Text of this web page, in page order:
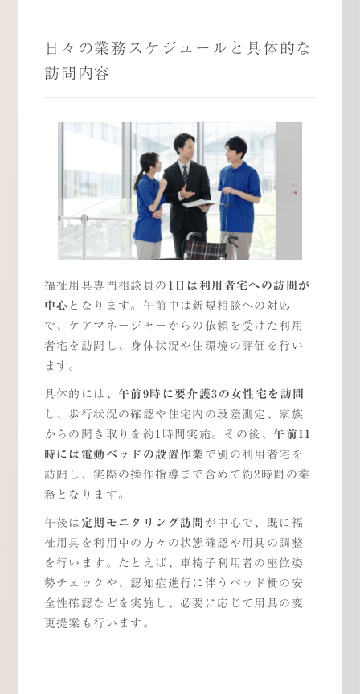
日々の業務スケジュールと具体的な
訪問内容
福祉用具専門相談員の 1
日は利用者宅への訪問が
中心 となります。午前中は新規相談への対応
で、ケアマネージャーからの依頼を受けた利用
者宅を訪問し、身体状況や住環境の評価を行い
ます。
具体的には、 午前 9 時に要介護3 の女性宅を訪問
し、歩行状況の確認や住宅内の段差測定、家族
からの聞き取りを約1時間実施。その後、 午前 11
時には電動ベッドの設置作業 で別の利用者宅を
訪問し、実際の操作指導まで含めて約2時間の業
務となります。
午後は 定期モニタリング訪問 が中心で、既に福
祉用具を利用中の方々の状態確認や用具の調整
を行います。たとえば、車椅子利用者の座位姿
勢チェックや、認知症進行に伴うベッド柵の安
全性確認などを実施し、必要に応じて用具の変
更提案も行います。